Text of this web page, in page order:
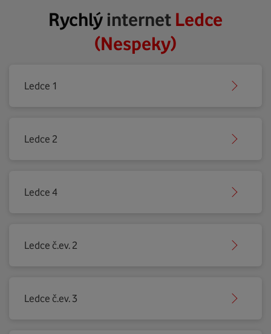
Rychlýinternet Ledce
(Nespeky)
Ledce 1
Ledce 2
Ledce 4
Ledce č.ev. 2
Ledce č.ev. 3